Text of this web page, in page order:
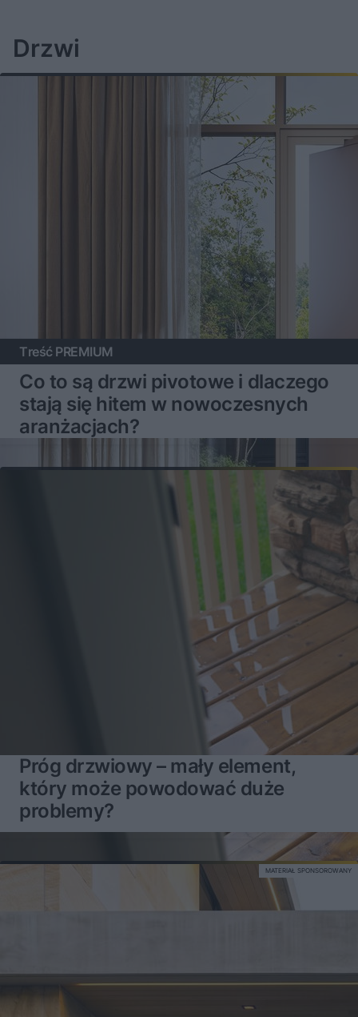
Drzwi
Treść PREMIUM
Co to są drzwi pivotowe i dlaczego
stają się hitem w nowoczesnych
aranżacjach?
Próg drzwiowy – mały element,
który może powodować duże
problemy?
MATERIAŁ SPONSOROWANY